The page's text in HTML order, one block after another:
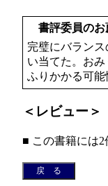
書評委員のお
完璧にバラン
い当てた。お
ふりかかる可能
＜レビュー＞
■ この書籍には